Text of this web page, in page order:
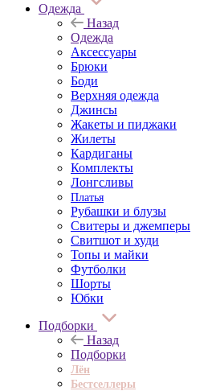
Одежда
Назад
Одежда
Аксессуары
Брюки
Боди
Верхняя одежда
Джинсы
Жакеты и пиджаки
Жилеты
Кардиганы
Комплекты
Лонгсливы
Платья
Рубашки и блузы
Свитеры и джемперы
Свитшот и худи
Топы и майки
Футболки
Шорты
Юбки
Подборки
Назад
Подборки
Лён
Бестселлеры